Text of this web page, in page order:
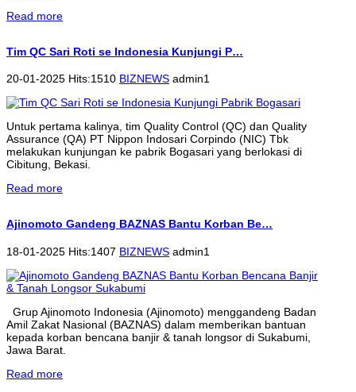
Read more
Tim QC Sari Roti se Indonesia Kunjungi P…
20-01-2025 Hits:1510 BIZNEWS admin1
Untuk pertama kalinya, tim Quality Control (QC) dan Quality
Assurance (QA) PT Nippon Indosari Corpindo (NIC) Tbk
melakukan kunjungan ke pabrik Bogasari yang berlokasi di
Cibitung, Bekasi.
Read more
Ajinomoto Gandeng BAZNAS Bantu Korban Be…
18-01-2025 Hits:1407 BIZNEWS admin1
Grup Ajinomoto Indonesia (Ajinomoto) menggandeng Badan
Amil Zakat Nasional (BAZNAS) dalam memberikan bantuan
kepada korban bencana banjir & tanah longsor di Sukabumi,
Jawa Barat.
Read more